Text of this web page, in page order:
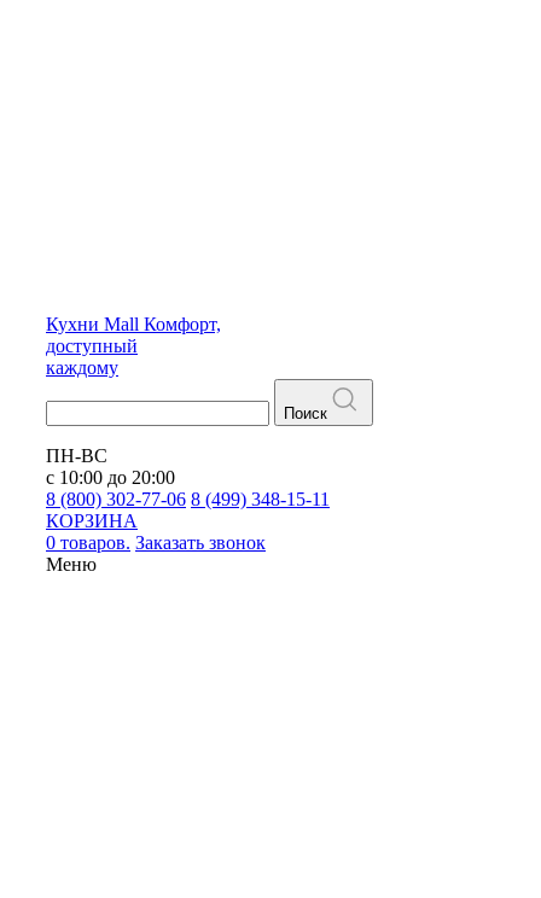
Кухни Mall Комфорт,
доступный
каждому
Поиск
ПН-ВС
с 10:00 до 20:00
8 (800) 302-77-06 8 (499) 348-15-11
КОРЗИНА
0 товаров. Заказать звонок
Меню